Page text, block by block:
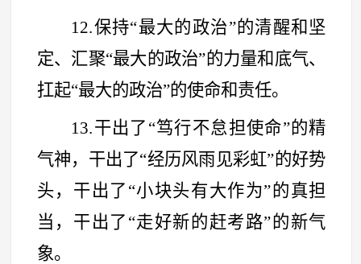
12.保持“最大的政治”的清醒和坚
定、汇聚“最大的政治”的力量和底气、
扛起“最大的政治”的使命和责任。
13.干出了 “笃行不怠担使命”的精
气神，干出了“经历风雨见彩虹”的好势
头，干出了 “小块头有大作为”的真担
当，干出了 “走好新的赶考路”的新气
象。